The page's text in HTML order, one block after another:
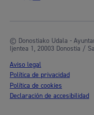
© Donostiako Udala -
Ijentea 1, 20003 Donostia /
Aviso legal
Política de privacidad
Política de cookies
Declaración de accesibilidad